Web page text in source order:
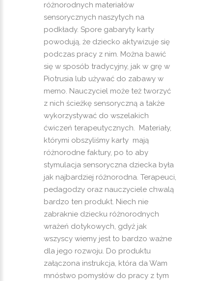
różnorodnych materiałów
sensorycznych naszytych na
podkłady. Spore gabaryty karty
powodują, że dziecko aktywizuje się
podczas pracy z nim. Można bawić
się w sposób tradycyjny, jak w grę w
Piotrusia lub używać do zabawy w
memo. Nauczyciel może też tworzyć
z nich ścieżkę sensoryczną a także
wykorzystywać do wszelakich
ćwiczeń terapeutycznych. Materiały,
którymi obszyliśmy karty mają
różnorodne faktury, po to aby
stymulacja sensoryczna dziecka była
jak najbardziej różnorodna. Terapeuci,
pedagodzy oraz nauczyciele chwalą
bardzo ten produkt. Niech nie
zabraknie dziecku różnorodnych
wrażeń dotykowych, gdyż jak
wszyscy wiemy jest to bardzo ważne
dla jego rozwoju. Do produktu
załączona instrukcja, która da Wam
mnóstwo pomysłów do pracy z tym